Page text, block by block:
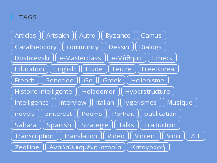
TAGS
Articles Artsakh Autre Byzance
Camus
Caratheodory
community Dessin
Dialogs
Dostoievski
e-Masterclass e-Μάθημα
Echecs
Education
English Etude Feutre
Free Korea
French
Genocide Go Greek
Hellenisme
Histoire Intelligente
Holodomor
Hyperstructure
Intelligence
Interview Italian lygerismes
Musique
novels
pinterest Poems Portrait
publication
Sahara
Spanish Strategie Talks
Traduction
Transcription
Translation Video Vincent Vinci
ZEE
Zeolithe
Αναβαθμισμένη Ιστορία Καταγραφή